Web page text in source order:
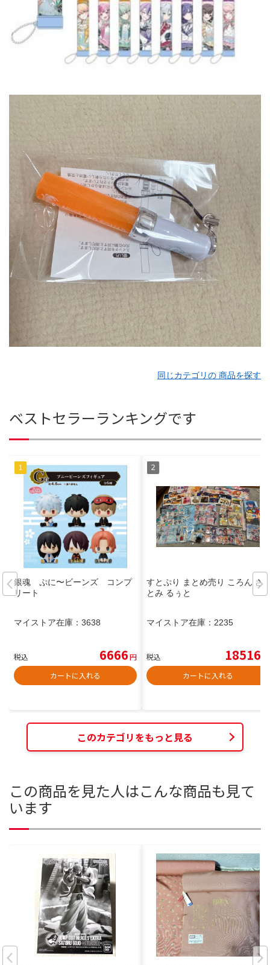
同じカテゴリの 商品を探す
ベストセラーランキングです
銀魂 ぷに〜ビーンズ コンプ
リート
マイストア在庫： 3638
税込 6666円
カートに入れる
すとぷり まとめ売り ころん さ
とみ るぅと
マイストア在庫： 2235
税込 18516
カートに入れる
このカテゴリをもっと見る
この商品を見た人はこんな商品も見て
います